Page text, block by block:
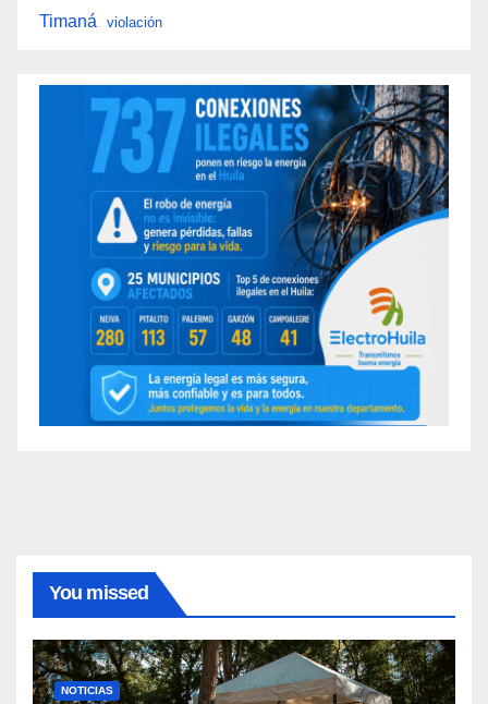
Timaná violación
You missed
NOTICIAS